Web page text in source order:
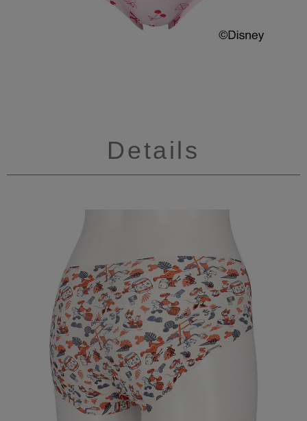
Details